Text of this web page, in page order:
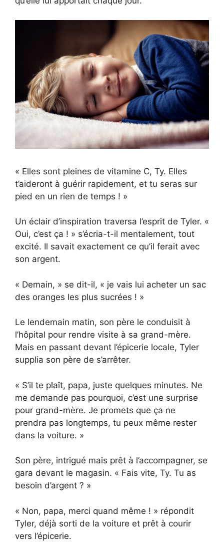
« Elles sont pleines de vitamine C, Ty. Elles
t’aideront à guérir rapidement, et tu seras sur
pied en un rien de temps ! »
Un éclair d’inspiration traversa l’esprit de Tyler. «
Oui, c’est ça ! » s’écria-t-il mentalement, tout
excité. Il savait exactement ce qu’il ferait avec
son argent.
« Demain, » se dit-il, « je vais lui acheter un sac
des oranges les plus sucrées ! »
Le lendemain matin, son père le conduisit à
l’hôpital pour rendre visite à sa grand-mère.
Mais en passant devant l’épicerie locale, Tyler
supplia son père de s’arrêter.
« S’il te plaît, papa, juste quelques minutes. Ne
me demande pas pourquoi, c’est une surprise
pour grand-mère. Je promets que ça ne
prendra pas longtemps, tu peux même rester
dans la voiture. »
Son père, intrigué mais prêt à l’accompagner, se
gara devant le magasin. « Fais vite, Ty. Tu as
besoin d’argent ? »
« Non, papa, merci quand même ! » répondit
Tyler, déjà sorti de la voiture et prêt à courir
vers l’épicerie.